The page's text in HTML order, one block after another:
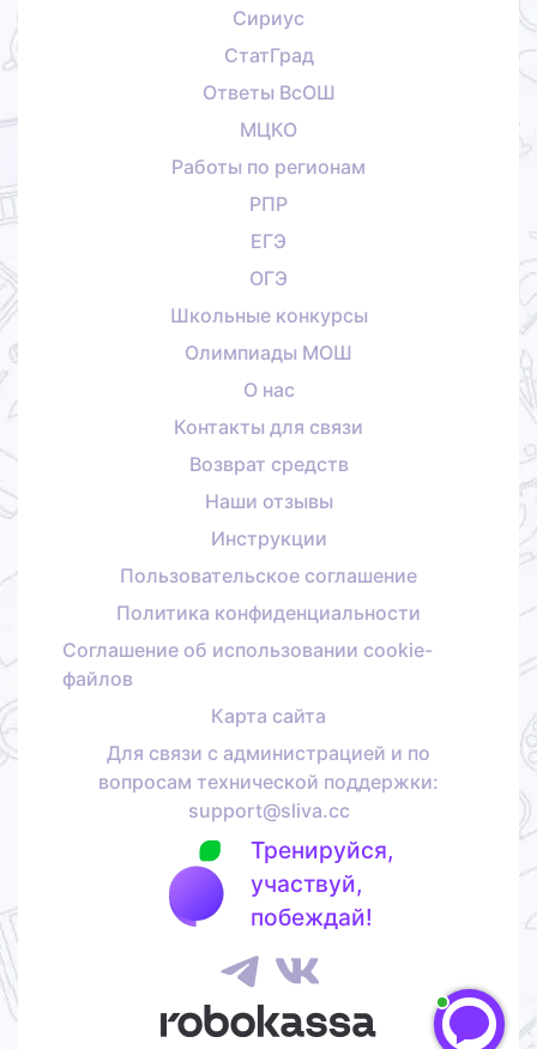
Сириус
СтатГрад
Ответы ВсОШ
МЦКО
Работы по регионам
РПР
ЕГЭ
ОГЭ
Школьные конкурсы
Олимпиады МОШ
О нас
Контакты для связи
Возврат средств
Наши отзывы
Инструкции
Пользовательское соглашение
Политика конфиденциальности
Соглашение об использовании cookie-
файлов
Карта сайта
Для связи с администрацией и по
вопросам технической поддержки:
support@sliva.cc
Тренируйся,
участвуй,
побеждай!